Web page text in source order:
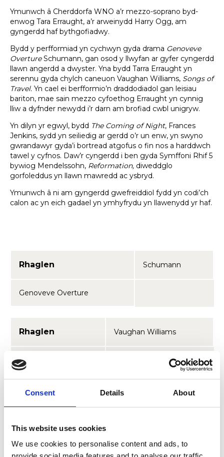
Consent Details About
This website uses cookies
We use cookies to personalise content and ads, to
Ymunwch â Cherddorfa WNO a’r mezzo-soprano byd-
enwog Tara Erraught, a’r arweinydd Harry Ogg, am
gyngerdd haf bythgofiadwy.
Bydd y perfformiad yn cychwyn gyda drama Genoveve
OvertureSchumann, gan osod y llwyfan ar gyfer cyngerdd
llawn angerdd a dwyster. Yna bydd Tarra Erraught yn
serennu gyda chylch caneuon Vaughan Williams, Songs of
Travel. Yn cael ei berfformio’n draddodiadol gan leisiau
bariton, mae sain mezzo cyfoethog Erraught yn cynnig
lliw a dyfnder newydd i’r darn am brofiad cwbl unigryw.
Yn dilyn yr egwyl, bydd The Coming of Night, Frances
Jenkins, sydd yn seiliedig ar gerdd o’r un enw, yn swyno
gwrandawyr gyda’i bortread atgofus o fin nos a harddwch
tawel y cyfnos. Daw’r cyngerdd i ben gyda Symffoni Rhif 5
bywiog Mendelssohn, Reformation, diweddglo
gorfoleddus yn llawn mawredd ac ysbryd.
Ymunwch â ni am gyngerdd gwefreiddiol fydd yn codi’ch
calon ac yn eich gadael yn ymhyfrydu yn llawenydd yr haf.
Rhaglen Schumann
Genoveve Overture
Rhaglen Vaughan Williams
Songs of Travel
Rhaglen
The Coming of Night